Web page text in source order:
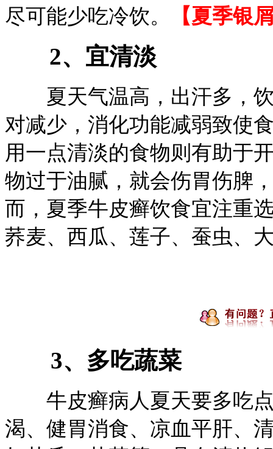
尽可能少吃冷饮。
【夏季银
2、宜清淡
夏天气温高，出汗多，饮
对减少，消化功能减弱致使
用一点清淡的食物则有助于
物过于油腻，就会伤胃伤脾
而，夏季牛皮癣饮食宜注重
荞麦、西瓜、莲子、蚕虫、
3、多吃蔬菜
牛皮癣病人夏天要多吃点
渴、健胃消食、凉血平肝、